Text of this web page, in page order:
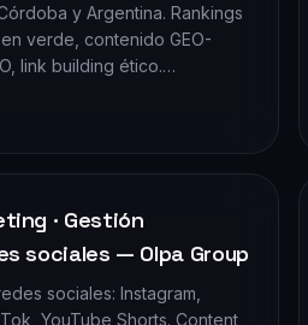
y Argentina. Rankings
verde, contenido GEO-
link building ético.…
· Gestión
sociales — Olpa Group
sociales: Instagram,
YouTube Shorts. Content